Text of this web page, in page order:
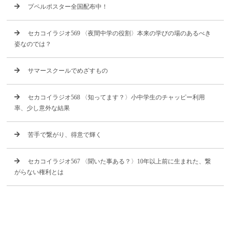
プペルポスター全国配布中！
セカコイラジオ569 〈夜間中学の役割〉本来の学びの場のあるべき
姿なのでは？
サマースクールでめざすもの
セカコイラジオ568 〈知ってます？〉小中学生のチャッピー利用
率、少し意外な結果
苦手で繋がり、得意で輝く
セカコイラジオ567 〈聞いた事ある？〉10年以上前に生まれた、繋
がらない権利とは